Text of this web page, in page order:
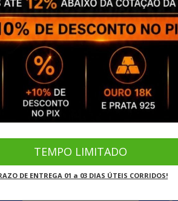
de Noivado 4488 - Alianças
TEMPO LIMITADO
DE ENTREGA 01 a 03 DIAS ÚTEIS CORRIDOS!